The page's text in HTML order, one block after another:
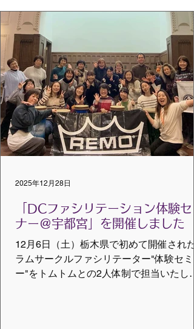
聞いて合わせることができるようになり、
うまくいった時の達成感を楽しんでいまし
た。2歳の男の子の一番のお気に入り楽器
は"フライパン"でした。 今回は、クリスマ
ス間近だったので、トムトムさんが、クマ
さんベルと鈴を用意してくれていました。
ファシリテーター3名で演奏をし、みんな
リズムを刻みました。 一人の子が奏でる
をみんなで大切に、何倍にも素敵にできる
仲間。言葉がしゃべれなくても、初めまし
てでも、失敗も下手っぴも関係なく、心を
会の音楽。 弊会が携わるコミュニティド
ムサークルは、3回目。コミュニティドラ
サークルの楽
「DCファシリテーション体験セ
ナー＠宇都宮」を開催しました
12月6日（土）栃木県で初めて開催された
ラムサークルファシリテーター"体験セミ
ー"をトムトムとの2人体制で担当いたしま
2025年12月28日